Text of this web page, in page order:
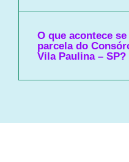
O que acontece
parcela do
Vila Paulina – SP?